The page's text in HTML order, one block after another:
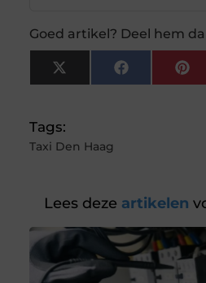
Goed artikel? Deel hem
X
(Twitter)
Facebook
Tags:
Taxi Den Haag
Lees deze artikelen